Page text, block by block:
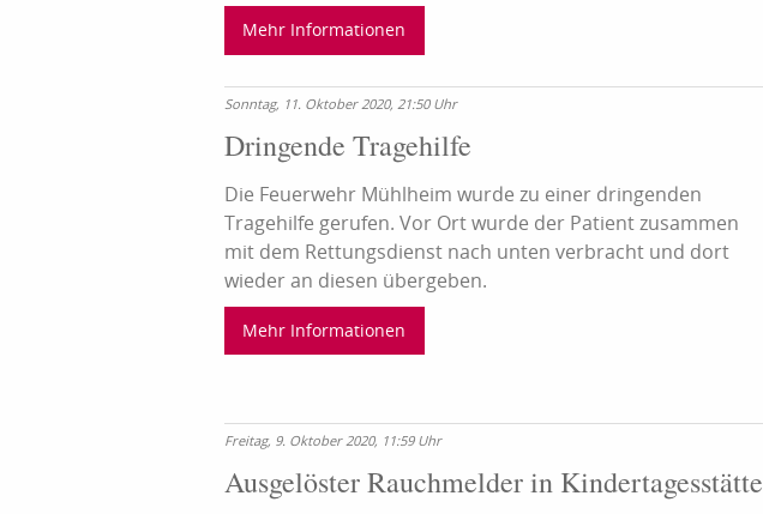
Mehr Informationen
Sonntag, 11. Oktober 2020, 21:50 Uhr
Dringende Tragehilfe
Die Feuerwehr Mühlheim wurde zu einer dringenden
Tragehilfe gerufen. Vor Ort wurde der Patient zusammen
mit dem Rettungsdienst nach unten verbracht und dort
wieder an diesen übergeben.
Mehr Informationen
Freitag, 9. Oktober 2020, 11:59 Uhr
Ausgelöster Rauchmelder in Kindertagesstätte